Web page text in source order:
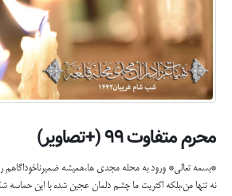
محرم متفاوت ۹۹ (+تصاویر)
*بسمه تعالی* ورود به محله مجدی ها،همیشه ضمیرناخوداگاهم
نه تنها من،بلکه اکثریت ما چشم دلمان عجین شده با این